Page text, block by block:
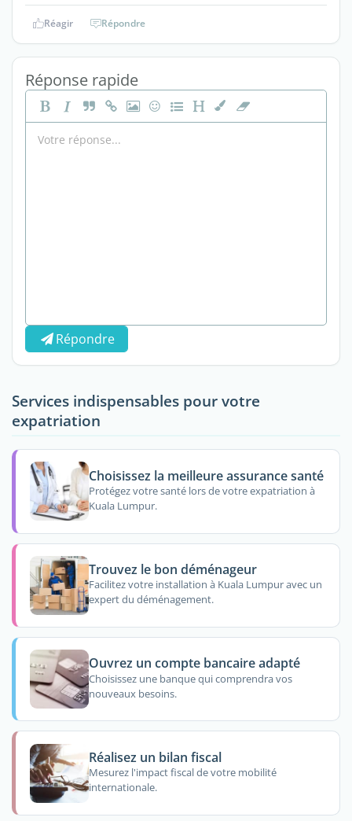
Réagir Répondre
Réponse rapide
Répondre
Services indispensables pour votre
expatriation
Choisissez la meilleure assurance santé
Protégez votre santé lors de votre expatriation à
Kuala Lumpur.
Trouvez le bon déménageur
Facilitez votre installation à Kuala Lumpur avec un
expert du déménagement.
Ouvrez un compte bancaire adapté
Choisissez une banque qui comprendra vos
nouveaux besoins.
Réalisez un bilan fiscal
Mesurez l'impact fiscal de votre mobilité
internationale.